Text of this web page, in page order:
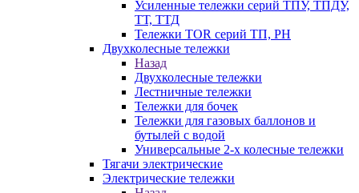
Усиленные тележки серий ТПУ, ТПДУ,
ТТ, ТТД
Тележки TOR серий ТП, PH
Двухколесные тележки
Назад
Двухколесные тележки
Лестничные тележки
Тележки для бочек
Тележки для газовых баллонов и
бутылей с водой
Универсальные 2-х колесные тележки
Тягачи электрические
Электрические тележки